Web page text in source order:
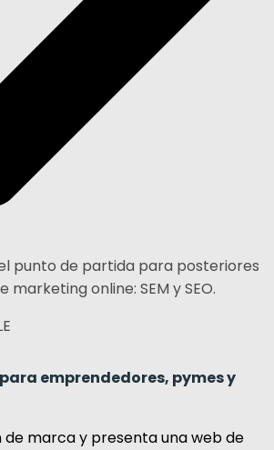
punto de partida para posteriores
marketing online: SEM y SEO.
emprendedores, pymes y
de marca y presenta una web de